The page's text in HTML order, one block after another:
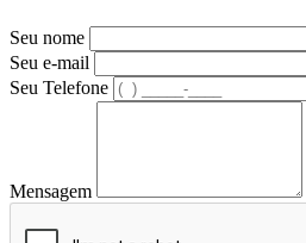
Seu nome
Seu e-mail
Seu Telefone
Mensagem